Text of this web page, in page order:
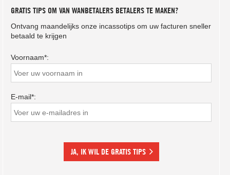
GRATIS TIPS OM VAN WANBETALERS BETALERS TE MAKEN?
Ontvang maandelijks onze incassotips om uw facturen sneller
betaald te krijgen
Voornaam*:
E-mail*:
JA, IK WIL DE GRATIS TIPS